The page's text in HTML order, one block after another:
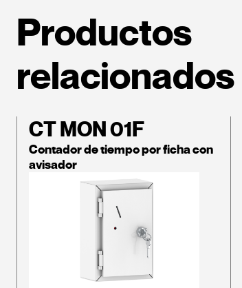
Productos
relacionados
CT MON 01F
Contador de tiempo por ficha con
avisador